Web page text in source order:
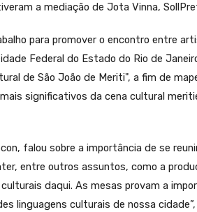
a mediação de Jota Vinna,
para promover o encontro entre
Federal do Estado do Rio de
de São João de Meriti", a fim de
significativos da cena cultural
falou sobre a importância de se
entre outros assuntos, como a
daqui. As mesas provam a
linguagens culturais de nossa